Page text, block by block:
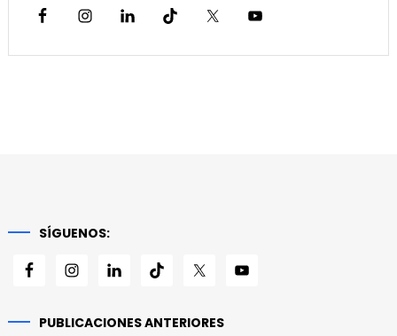
SÍGUENOS:
PUBLICACIONES ANTERIORES